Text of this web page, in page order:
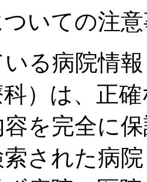
いての注
る病院情
）は、正
を完全に
された病